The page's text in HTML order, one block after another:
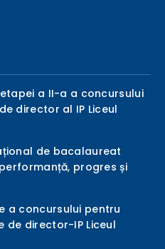
a II-a a concursului
director al IP Liceul
de bacalaureat
progres și
a concursului pentru
de director-IP Liceul